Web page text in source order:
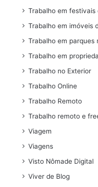
Trabalho em festivais
Trabalho em imóveis
Trabalho em parques
Trabalho em
Trabalho no Exterior
Trabalho Online
Trabalho Remoto
Trabalho remoto e
Viagem
Viagens
Visto Nômade Digital
Viver de Blog